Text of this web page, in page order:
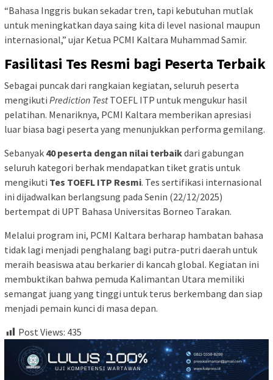
“Bahasa Inggris bukan sekadar tren, tapi kebutuhan mutlak
untuk meningkatkan daya saing kita di level nasional maupun
internasional,” ujar Ketua PCMI Kaltara Muhammad Samir.
Fasilitasi Tes Resmi bagi Peserta Terbaik
Sebagai puncak dari rangkaian kegiatan, seluruh peserta
mengikuti Prediction TestTOEFL ITP untuk mengukur hasil
pelatihan. Menariknya, PCMI Kaltara memberikan apresiasi
luar biasa bagi peserta yang menunjukkan performa gemilang.
Sebanyak 40 peserta dengan nilai terbaikdari gabungan
seluruh kategori berhak mendapatkan tiket gratis untuk
mengikuti Tes TOEFL ITP Resmi. Tes sertifikasi internasional
ini dijadwalkan berlangsung pada Senin (22/12/2025)
bertempat di UPT Bahasa Universitas Borneo Tarakan.
Melalui program ini, PCMI Kaltara berharap hambatan bahasa
tidak lagi menjadi penghalang bagi putra-putri daerah untuk
meraih beasiswa atau berkarier di kancah global. Kegiatan ini
membuktikan bahwa pemuda Kalimantan Utara memiliki
semangat juang yang tinggi untuk terus berkembang dan siap
menjadi pemain kunci di masa depan.
Post Views: 435